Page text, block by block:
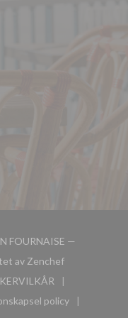
FOURNAISE —
av Zenchef((åpner i et
((åpner i et nytt vindu))
policy
((åpner i et nytt vindu))